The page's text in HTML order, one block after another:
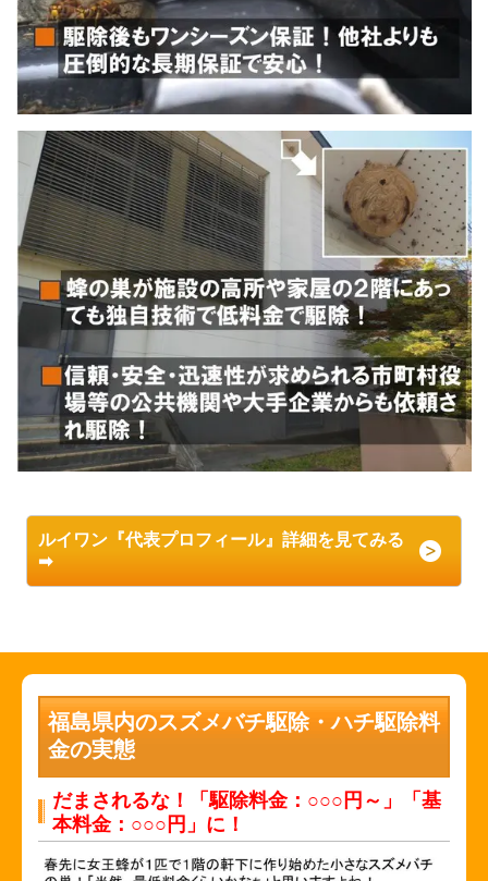
ルイワン『代表プロフィール』詳細を見てみる
➡
福島県内のスズメバチ駆除・ハチ駆除料
金の実態
だまされるな！「駆除料金：○○○円～」「基
本料金：○○○円」に！